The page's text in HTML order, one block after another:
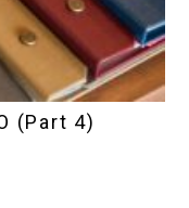
(Part 4)